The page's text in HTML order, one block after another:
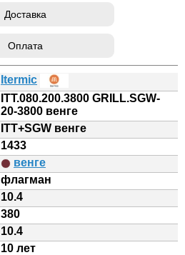
Доставка
Оплата
Itermic
ITT.080.200.3800 GRILL.SGW-
20-3800 венге
ITT+SGW венге
1433
венге
флагман
10.4
380
10.4
10 лет